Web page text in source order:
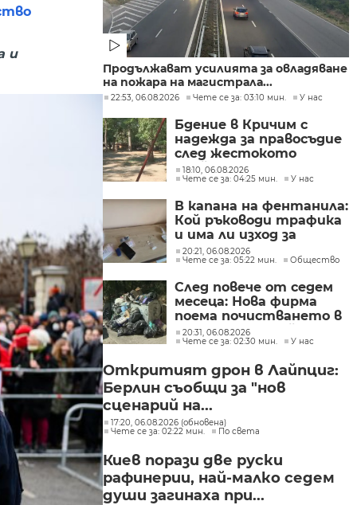
и
Продължават усилията за овладяване
на пожара на магистрала...
22:53, 06.08.2026 Чете се за: 03:10 мин. У нас
Бдение в Кричим с
надежда за правосъдие
след жестокото
убийство на млад мъж
в Пловдив от
18:10, 06.08.2026
Чете се за: 04:25 мин.
У нас
В капана на фентанила:
Кой ръководи трафика
и има ли изход за
пристрастените?
20:21, 06.08.2026
Чете се за: 05:22 мин.
Общество
След повече от седем
месеца: Нова фирма
поема почистването в
столичните райони
"Слатина", "Подуяне" и
20:31, 06.08.2026
Чете се за: 02:30 мин.
У нас
Откритият дрон в Лайпциг:
Берлин съобщи за "нов
сценарий на...
17:20, 06.08.2026 (обновена)
Чете се за: 02:22 мин.
По света
Киев порази две руски
рафинерии, най-малко седем
души загинаха при...